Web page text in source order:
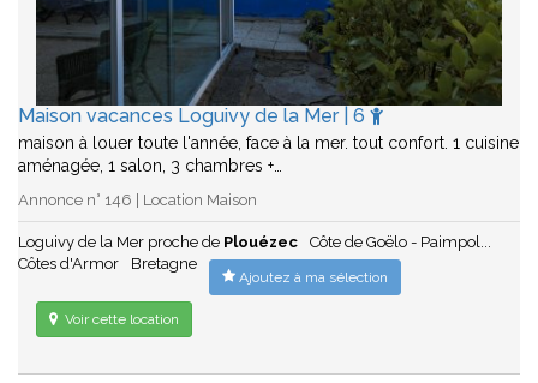
Maison vacances Loguivy de la Mer | 6
maison à louer toute l'année, face à la mer. tout confort. 1 cuisine
aménagée, 1 salon, 3 chambres +…
Annonce n° 146 | Location Maison
Loguivy de la Mer proche de Plouézec
Côte de Goëlo - Paimpol...
Côtes d'Armor
Bretagne
Ajoutez à ma sélection
Voir cette location